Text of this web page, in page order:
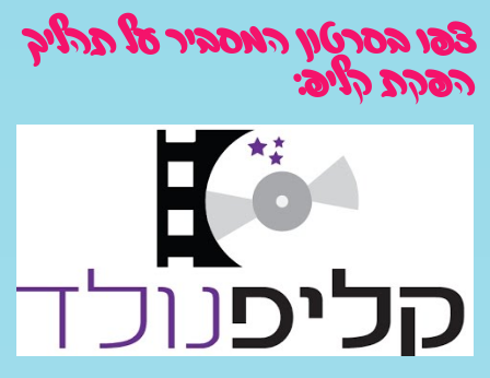
צפו בסרטון המסביר על תהליך
הפקת קליפ: